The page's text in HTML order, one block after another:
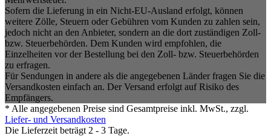
Sofern die Lieferung in ein Nicht-EU-Ausland erfolgt, können
weitere Zölle, Steuern oder Gebühren vom Kunden zu zahlen sein,
jedoch nicht an den Anbieter, sondern an die dort zuständigen Zoll-
bzw. Steuerbehörden. Dem Kunden wird empfohlen, die
Einzelheiten vor der Bestellung bei den Zoll- bzw. Steuerbehörden
zu erfragen.
Für Sendungen in andere als die angegebenen Länder fragen Sie die
Versandkosten einfach an. Der Versand erfolgt auf Risiko des
Empfängers.
* Alle angegebenen Preise sind Gesamtpreise inkl. MwSt., zzgl.
Liefer- und Versandkosten
Die Lieferzeit beträgt 2 - 3 Tage.